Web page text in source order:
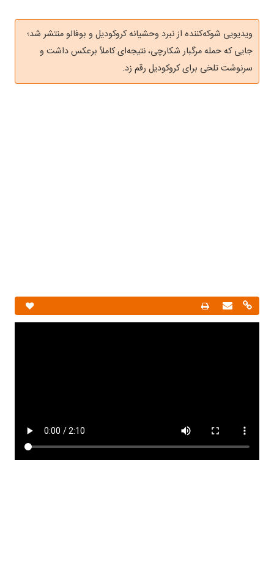
ویدیویی شوکه‌کننده از نبرد وحشیانه کروکودیل و بوفالو منتشر شد؛
جایی که حمله مرگبار شکارچی، نتیجه‌ای کاملاً برعکس داشت و
سرنوشت تلخی برای کروکودیل رقم زد.